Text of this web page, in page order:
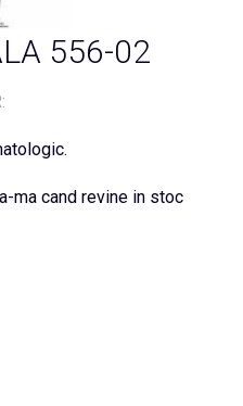
556-02
ma cand revine in stoc